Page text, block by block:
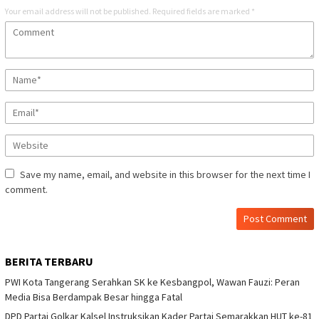
Your email address will not be published. Required fields are marked *
Save my name, email, and website in this browser for the next time I
comment.
BERITA TERBARU
PWI Kota Tangerang Serahkan SK ke Kesbangpol, Wawan Fauzi: Peran
Media Bisa Berdampak Besar hingga Fatal
DPD Partai Golkar Kalsel Instruksikan Kader Partai Semarakkan HUT ke-81